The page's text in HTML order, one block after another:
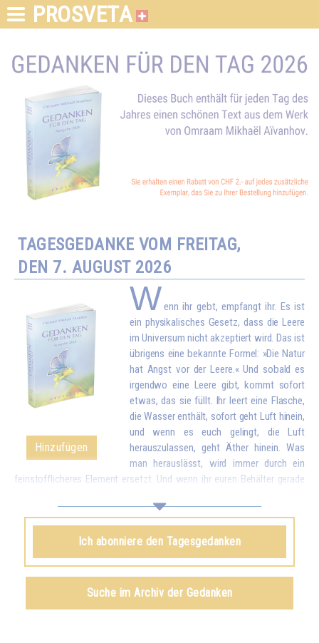
PROSVETA
TAGESGEDANKE VOM FREITAG,
DEN 7. AUGUST 2026
Hinzufügen
Wenn ihr gebt, empfangt ihr. Es ist
ein physikalisches Gesetz, dass die Leere
im Universum nicht akzeptiert wird. Das ist
übrigens eine bekannte Formel: »Die Natur
hat Angst vor der Leere.« Und sobald es
irgendwo eine Leere gibt, kommt sofort
etwas, das sie füllt. Ihr leert eine Flasche,
die Wasser enthält, sofort geht Luft hinein,
und wenn es euch gelingt, die Luft
herauszulassen, geht Äther hinein. Was
man herauslässt, wird immer durch ein
feinstofflicheres Element ersetzt. Und wenn ihr euren Behälter gerade
Geschöpfen gegeben habt, kommt sofort etwas von oben, um euch zu
füllen.*
Omraam Mikhaël Aïvanhov
Siehe das BuchGeistiges und künstlerisches Schaffen,
Ich abonniere den Tagesgedanken
Suche im Archiv der Gedanken